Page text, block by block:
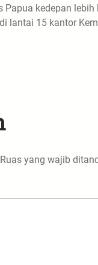
kedepan
lantai 15 kantor
Ruas yang wajib